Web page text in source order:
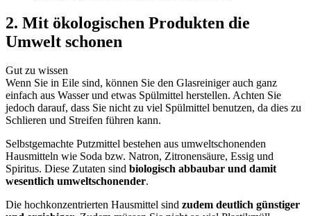
2. Mit ökologischen Produkten die
Umwelt schonen
Gut zu wissen
Wenn Sie in Eile sind, können Sie den Glasreiniger auch ganz
einfach aus Wasser und etwas Spülmittel herstellen. Achten Sie
jedoch darauf, dass Sie nicht zu viel Spülmittel benutzen, da dies zu
Schlieren und Streifen führen kann.
Selbstgemachte Putzmittel bestehen aus umweltschonenden
Hausmitteln wie Soda bzw. Natron, Zitronensäure, Essig und
Spiritus. Diese Zutaten sind biologisch abbaubar und damit
wesentlich umweltschonender.
Die hochkonzentrierten Hausmittel sind zudem deutlich günstiger